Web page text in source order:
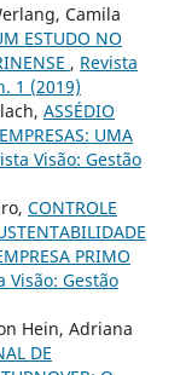
Camila
ESTUDO NO
, Revista
1 (2019)
ASSÉDIO
UMA
Visão: Gestão
CONTROLE
PRIMO
Visão: Gestão
Hein, Adriana
DE